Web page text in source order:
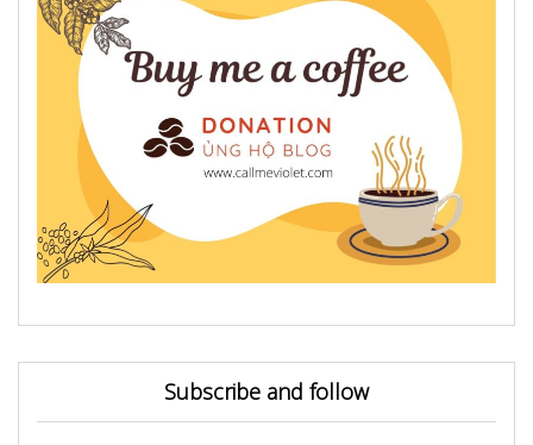
Subscribe and follow